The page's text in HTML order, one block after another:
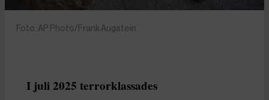
Foto: AP Photo/Frank Augstein
I juli 2025 terrorklassades